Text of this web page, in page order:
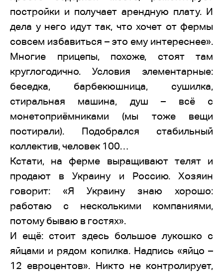
постройки и получает арендную плату. И
дела у него идут так, что хочет от фермы
совсем избавиться – это ему интереснее».
Многие прицепы, похоже, стоят там
круглогодично. Условия элементарные:
беседка, барбекюшница, сушилка,
стиральная машина, душ – всё с
монетоприёмниками (мы тоже вещи
постирали). Подобрался стабильный
коллектив, человек 100…
Кстати, на ферме выращивают телят и
продают в Украину и Россию. Хозяин
говорит: «Я Украину знаю хорошо:
работаю с несколькими компаниями,
потому бываю в гостях».
И ещё: стоит здесь большое лукошко с
яйцами и рядом копилка. Надпись «яйцо –
12 евроцентов». Никто не контролирует,